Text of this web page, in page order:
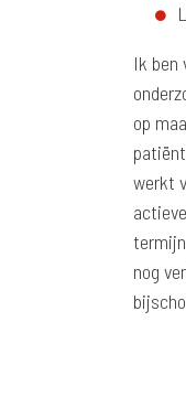
Ik ben
op
werkt
nog